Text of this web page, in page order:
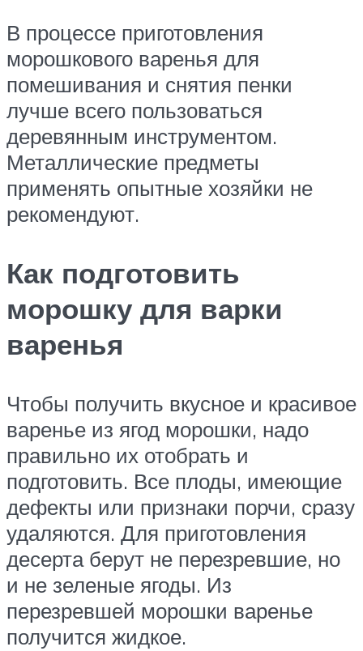
В процессе приготовления
морошкового варенья для
помешивания и снятия пенки
лучше всего пользоваться
деревянным инструментом.
Металлические предметы
применять опытные хозяйки не
рекомендуют.
Как подготовить
морошку для варки
варенья
Чтобы получить вкусное и красивое
варенье из ягод морошки, надо
правильно их отобрать и
подготовить. Все плоды, имеющие
дефекты или признаки порчи, сразу
удаляются. Для приготовления
десерта берут не перезревшие, но
и не зеленые ягоды. Из
перезревшей морошки варенье
получится жидкое.